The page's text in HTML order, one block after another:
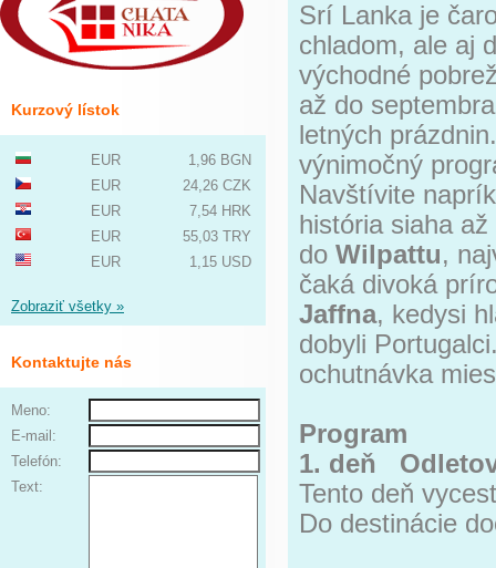
Kurzový lístok
EUR
1,96 BGN
EUR
24,26 CZK
EUR
7,54 HRK
EUR
55,03 TRY
EUR
1,15 USD
Zobraziť všetky »
Kontaktujte nás
Meno:
E-mail:
Telefón:
Text:
Srí Lanka je
chladom, ale aj
východné
až do
letných
výnimočný
Navštívite
história siaha
do Wilpattu,
čaká divoká
Jaffna, kedysi
dobyli
ochutnávka
Program
1. deň
Tento deň
Do destinácie